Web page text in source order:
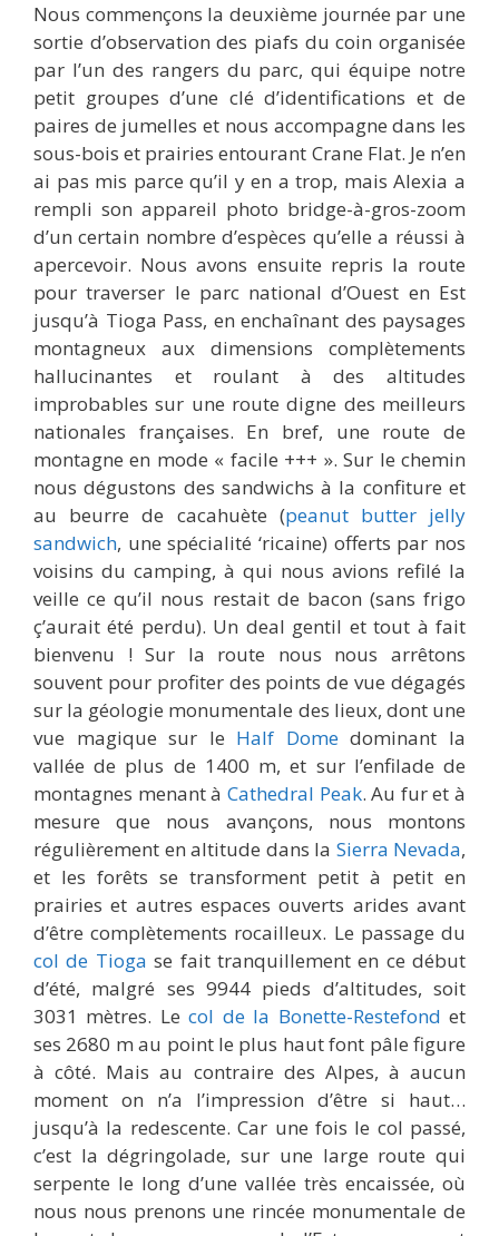
Nous commençons la deuxième journée par une
sortie d’observation des piafs du coin organisée
par l’un des rangers du parc, qui équipe notre
petit groupes d’une clé d’identifications et de
paires de jumelles et nous accompagne dans les
sous-bois et prairies entourant Crane Flat. Je n’en
ai pas mis parce qu’il y en a trop, mais Alexia a
rempli son appareil photo bridge-à-gros-zoom
d’un certain nombre d’espèces qu’elle a réussi à
apercevoir. Nous avons ensuite repris la route
pour traverser le parc national d’Ouest en Est
jusqu’à Tioga Pass, en enchaînant des paysages
montagneux aux dimensions complètements
hallucinantes et roulant à des altitudes
improbables sur une route digne des meilleurs
nationales françaises. En bref, une route de
montagne en mode « facile +++ ». Sur le chemin
nous dégustons des sandwichs à la confiture et
au beurre de cacahuète (peanut butter jelly
sandwich, une spécialité ‘ricaine) offerts par nos
voisins du camping, à qui nous avions refilé la
veille ce qu’il nous restait de bacon (sans frigo
ç’aurait été perdu). Un deal gentil et tout à fait
bienvenu ! Sur la route nous nous arrêtons
souvent pour profiter des points de vue dégagés
sur la géologie monumentale des lieux, dont une
vue magique sur le Half Domedominant la
vallée de plus de 1400 m, et sur l’enfilade de
montagnes menant à Cathedral Peak. Au fur et à
mesure que nous avançons, nous montons
régulièrement en altitude dans la Sierra Nevada,
et les forêts se transforment petit à petit en
prairies et autres espaces ouverts arides avant
d’être complètements rocailleux. Le passage du
col de Tioga se fait tranquillement en ce début
d’été, malgré ses 9944 pieds d’altitudes, soit
3031 mètres. Lecol de la Bonette-Restefond et
ses 2680 m au point le plus haut font pâle figure
à côté. Mais au contraire des Alpes, à aucun
moment on n’a l’impression d’être si haut…
jusqu’à la redescente. Car une fois le col passé,
c’est la dégringolade, sur une large route qui
serpente le long d’une vallée très encaissée, où
nous nous prenons une rincée monumentale de